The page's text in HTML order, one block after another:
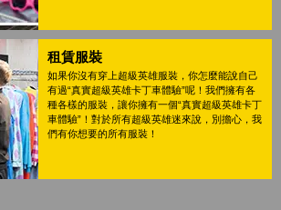
租賃服裝
如果你沒有穿上超級英雄服裝，你怎麼能說自己
有過“真實超級英雄卡丁車體驗”呢！我們擁有各
種各樣的服裝，讓你擁有一個“真實超級英雄卡丁
車體驗”！對於所有超級英雄迷來說，別擔心，我
們有你想要的所有服裝！